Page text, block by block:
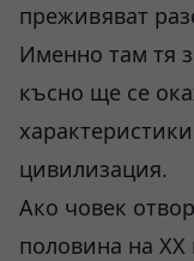
преживяват
Именно там тя
късно ще се
цивилизация.
Ако човек
половина на